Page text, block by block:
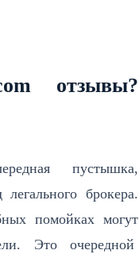
отзывы?
пустышка,
брокера.
помойках могут
Это очередной